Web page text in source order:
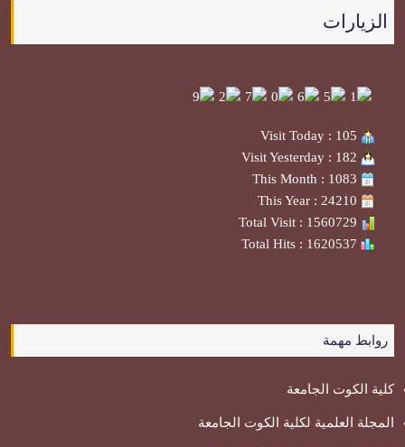
الزيارات
روابط مهمة
كلية الكوت الجامعة
المجلة العلمية لكلية الكوت الجامعة